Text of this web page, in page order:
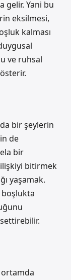
gelir. Yani bu
eksilmesi,
kalması
ve ruhsal
bir şeylerin
de
bir
ilişkiyi bitirmek
yaşamak.
boşlukta
ortamda